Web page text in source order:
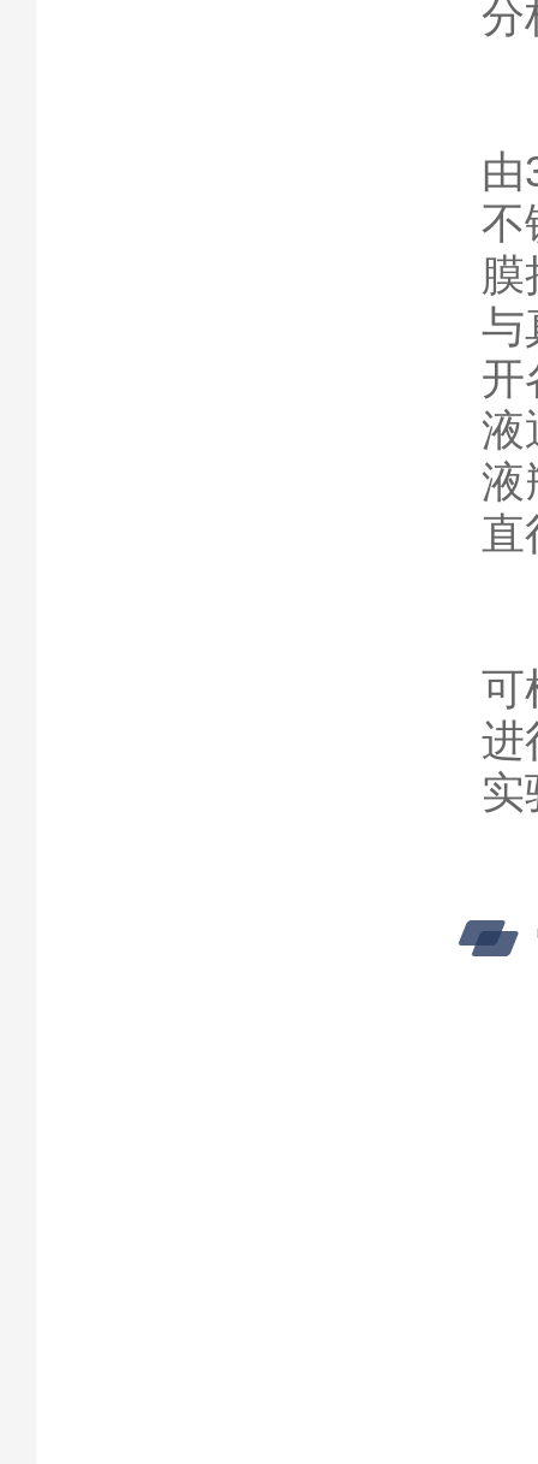
分
由
不
与
开
液
液
直
可
进
实